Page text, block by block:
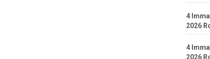
4
2026
4
2026